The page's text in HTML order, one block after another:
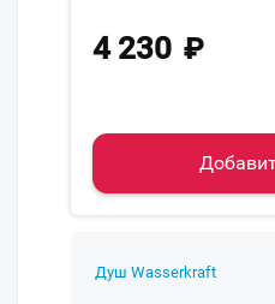
4 230 ₽
Душ Wasserkraft